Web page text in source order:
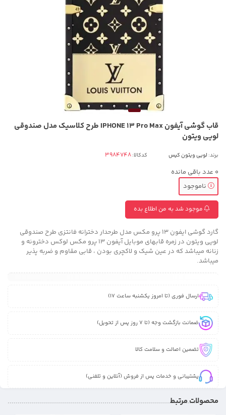
قاب گوشی آیفون IPHONE 13 Pro Max طرح کلاسیک مدل صندوقی
لویی ویتون
برند: لویی ویتون کیس کدکالا:
0 عدد باقی مانده
ناموجود
موجود شد به من اطلاع بده
گارد گوشی ایفون 13 پرو مکس مدل طرحدار دخترانه فانتزی طرح صندوقی
لویی ویتون در زمره قابهای موبایل آیفون 13 پرو مکس لوکس دخترونه و
زنانه میباشد که در عین شیک و لاکچری بودن ، قابی مقاوم و ضربه پذیر
میباشد.
ارسال فوری (تا امروز یکشنبه ساعت 17)
ضمانت بازگشت وجه (تا 7 روز پس از تحویل)
تضمین اصالت و سلامت کالا
پشتیبانی و خدمات پس از فروش (آنلاین و تلفنی)
محصولات مرتبط